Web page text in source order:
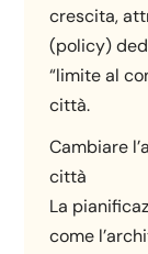
crescita,
(policy)
“limite al
città.
Cambiare
città
La
come